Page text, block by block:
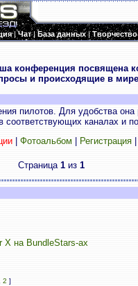
|Чат|База данных|Творчество
конференция посвящена
и происходящие в
пилотов. Для удобства
соответствующих каналах и
| Фотоальбом Регистрация
Страница 1 из 1
X на BundleStars-ах
2 ]